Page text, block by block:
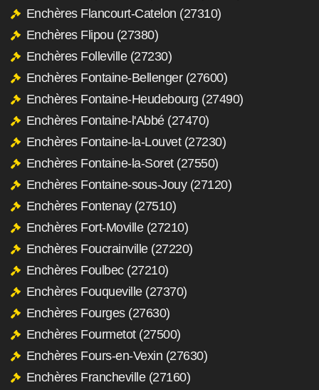
Enchères Flancourt-Catelon (27310)
Enchères Flipou (27380)
Enchères Folleville (27230)
Enchères Fontaine-Bellenger (27600)
Enchères Fontaine-Heudebourg (27490)
Enchères Fontaine-l'Abbé (27470)
Enchères Fontaine-la-Louvet (27230)
Enchères Fontaine-la-Soret (27550)
Enchères Fontaine-sous-Jouy (27120)
Enchères Fontenay (27510)
Enchères Fort-Moville (27210)
Enchères Foucrainville (27220)
Enchères Foulbec (27210)
Enchères Fouqueville (27370)
Enchères Fourges (27630)
Enchères Fourmetot (27500)
Enchères Fours-en-Vexin (27630)
Enchères Francheville (27160)